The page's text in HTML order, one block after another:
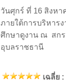
วันศุกร์ ที่ 16 สิงหา
ภายใต้การบริหาร
ศึกษาดูงาน ณ สกร.
อุบลราชธานี
เฉลี่ย :